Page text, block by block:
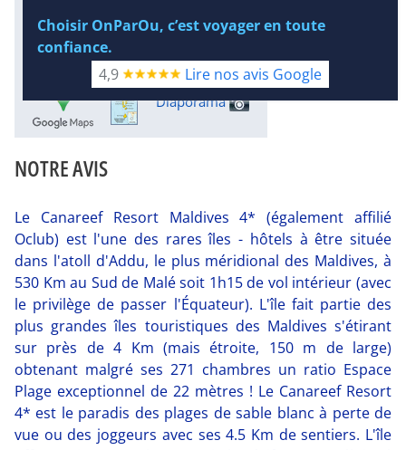
Détails
Excursions :
Diaporama
NOTRE AVIS
Le Canareef Resort Maldives 4* (également affilié
Oclub) est l'une des rares îles - hôtels à être située
dans l'atoll d'Addu, le plus méridional des Maldives, à
530 Km au Sud de Malé soit 1h15 de vol intérieur (avec
le privilège de passer l'Équateur). L'île fait partie des
plus grandes îles touristiques des Maldives s'étirant
sur près de 4 Km (mais étroite, 150 m de large)
obtenant malgré ses 271 chambres un ratio Espace
Plage exceptionnel de 22 mètres ! Le Canareef Resort
4* est le paradis des plages de sable blanc à perte de
vue ou des joggeurs avec ses 4.5 Km de sentiers. L'île
Choisir OnParOu, c’est voyager en toute
confiance.
4,9
Lire nos avis Google